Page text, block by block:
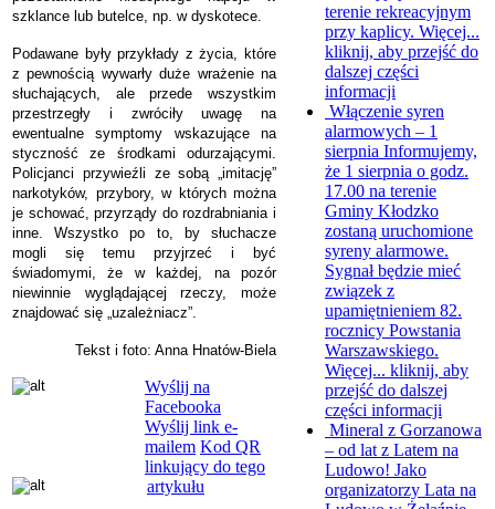
szklance lub butelce, np. w dyskotece.
Podawane były przykłady z życia, które
z pewnością wywarły duże wrażenie na
słuchających, ale przede wszystkim
przestrzegły i zwróciły uwagę na
ewentualne symptomy wskazujące na
styczność ze środkami odurzającymi.
Policjanci przywieźli ze sobą „imitację”
narkotyków, przybory, w których można
je schować, przyrządy do rozdrabniania i
inne. Wszystko po to, by słuchacze
mogli się temu przyjrzeć i być
świadomymi, że w każdej, na pozór
niewinnie wyglądającej rzeczy, może
znajdować się „uzależniacz”.
Tekst i foto: Anna Hnatów-Biela
Wyślij na
Facebooka
Wyślij link e-
mailem Kod QR
linkujący do tego
artykułu
terenie rekreacyjnym
przy kaplicy. Więcej...
kliknij, aby przejść do
dalszej części
informacji
Włączenie syren
alarmowych – 1
sierpnia Informujemy,
że 1 sierpnia o godz.
17.00 na terenie
Gminy Kłodzko
zostaną uruchomione
syreny alarmowe.
Sygnał będzie mieć
związek z
upamiętnieniem 82.
rocznicy Powstania
Warszawskiego.
Więcej... kliknij, aby
przejść do dalszej
części informacji
Mineral z Gorzanowa
– od lat z Latem na
Ludowo! Jako
organizatorzy Lata na